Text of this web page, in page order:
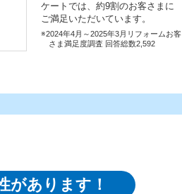
ケートでは、約9割のお客さまに
ご満足いただいています。
※2024年4月～2025年3月リフォームお客
さま満足度調査 回答総数2,592
があります！